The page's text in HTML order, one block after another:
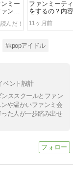
ミー
ンク
違い
ファンミーテ
をするの？内
しみ方はある
11ヶ月前
#kpopアイドル
ベント設計
ススクールとファン
や温かいファンミ会
た人が一歩踏み出せ